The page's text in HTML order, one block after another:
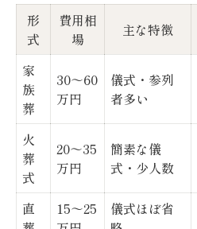
形
式
費用相
場
主な特徴
家
族
葬
30～60
万円
儀式・参列
者多い
火
葬
式
20～35
万円
簡素な儀
式・少人数
直
15～25
儀式ほぼ省